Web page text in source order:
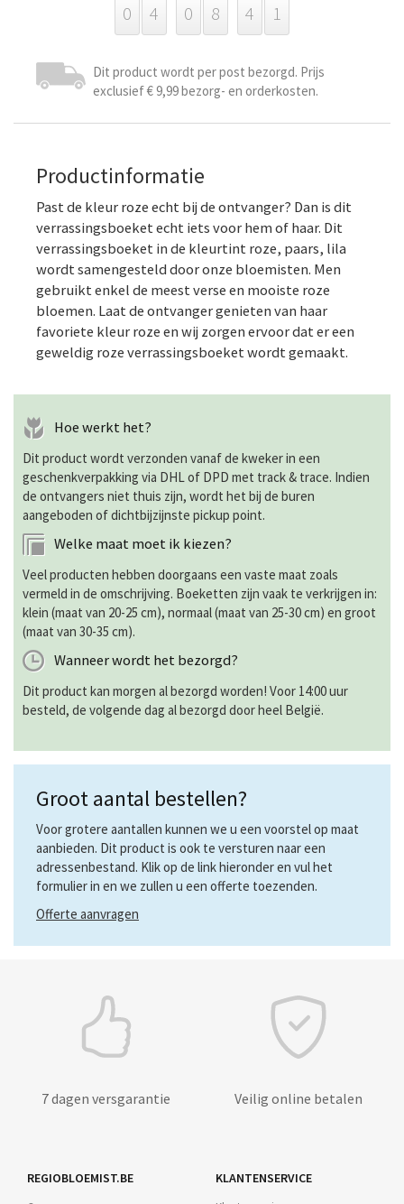
0 4 0 8 4 1
Dit product wordt per post bezorgd. Prijs
exclusief € 9,99 bezorg- en orderkosten.
Productinformatie
Past de kleur roze echt bij de ontvanger? Dan is dit
verrassingsboeket echt iets voor hem of haar. Dit
verrassingsboeket in de kleurtint roze, paars, lila
wordt samengesteld door onze bloemisten. Men
gebruikt enkel de meest verse en mooiste roze
bloemen. Laat de ontvanger genieten van haar
favoriete kleur roze en wij zorgen ervoor dat er een
geweldig roze verrassingsboeket wordt gemaakt.
Hoe werkt het?
Dit product wordt verzonden vanaf de kweker in een
geschenkverpakking via DHL of DPD met track & trace. Indien
de ontvangers niet thuis zijn, wordt het bij de buren
aangeboden of dichtbijzijnste pickup point.
Welke maat moet ik kiezen?
Veel producten hebben doorgaans een vaste maat zoals
vermeld in de omschrijving. Boeketten zijn vaak te verkrijgen in:
klein (maat van 20-25 cm), normaal (maat van 25-30 cm) en groot
(maat van 30-35 cm).
Wanneer wordt het bezorgd?
Dit product kan morgen al bezorgd worden! Voor 14:00 uur
besteld, de volgende dag al bezorgd door heel België.
Groot aantal bestellen?
Voor grotere aantallen kunnen we u een voorstel op maat
aanbieden. Dit product is ook te versturen naar een
adressenbestand. Klik op de link hieronder en vul het
formulier in en we zullen u een offerte toezenden.
Offerte aanvragen
7 dagen versgarantie Veilig online betalen
REGIOBLOEMIST.BE KLANTENSERVICE